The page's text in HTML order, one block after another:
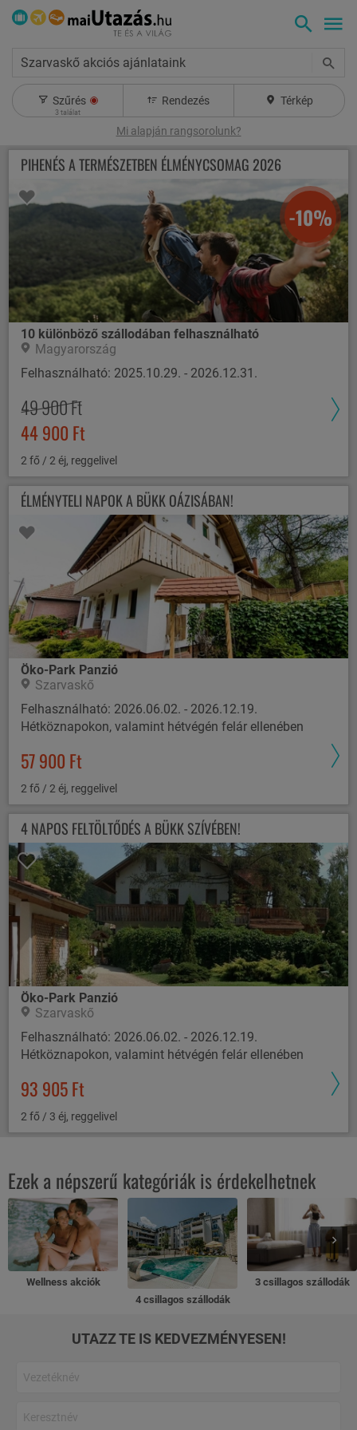
Szarvaskő akciós ajánlataink
Szűrés
3 találat
Rendezés Térkép
Mi alapján rangsorolunk?
PIHENÉS A TERMÉSZETBEN ÉLMÉNYCSOMAG 2026
-10%
10 különböző szállodában felhasználható
Magyarország
Felhasználható: 2025.10.29. - 2026.12.31.
49 900 Ft
44 900 Ft
2 fő / 2 éj, reggelivel
ÉLMÉNYTELI NAPOK A BÜKK OÁZISÁBAN!
Öko-Park Panzió
Szarvaskő
Felhasználható: 2026.06.02. - 2026.12.19.
Hétköznapokon, valamint hétvégén felár ellenében
57 900 Ft
2 fő / 2 éj, reggelivel
4 NAPOS FELTÖLTŐDÉS A BÜKK SZÍVÉBEN!
Öko-Park Panzió
Szarvaskő
Felhasználható: 2026.06.02. - 2026.12.19.
Hétköznapokon, valamint hétvégén felár ellenében
93 905 Ft
2 fő / 3 éj, reggelivel
Ezek a népszerű kategóriák is érdekelhetnek
Wellness akciók
4 csillagos szállodák
3 csillagos szállodák
UTAZZ TE IS KEDVEZMÉNYESEN!